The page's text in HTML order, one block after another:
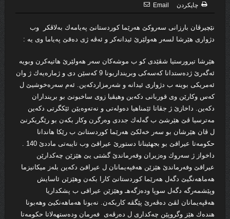
چاپكردن Email
نێچیرڤان بارزانى سه‌روكێ هه‌رێما كوردستانێ په‌یامه‌ك به‌لاڤكر وب
دژوارى هێرشا لسه‌ر هه‌ولێرێ ئیدانه‌كر و ئه‌ڤه ‌ژى ده‌قێ په‌یاما وى یه‌ :
هێرشا تیرورستیا شڤێدى كو ب موشه‌كان سه‌ر هه‌ولێرێ هاتیه‌كرن وبویه‌
ئه‌گه‌رێ ژده‌ستدانا كه‌سه‌كى وبرینداربونا 9 كه‌سێن دى و ژماره‌یه‌ك ژ وان
ئه‌مریكى بوینه‌ ب دژوارى ئیدانه‌ و شه‌رمزاردكه‌ین. ئه‌م سه‌ره‌خوشیێ ل
كه‌س وكارێن وى قوربانى دكه‌ین وهیڤیا زوى ساخبونێ بو برینداران
دكه‌ین. داخازێ ژ جڤاتا ئێمناهیا ده‌وله‌تى و نه‌ته‌وه‌یێن ئێكگرتى دكه‌ین
مه‌ترسیا ڤێ هێرشێ ب گه‌له‌ك جددى وه‌رگرن وكار بكه‌ن بو رێگریكرنێ
ل ڤان هێرشان بو سه‌ر خه‌لكێ هه‌رێما كوردستانێ ب رێكا هاندانا
حكومه‌تا عیراقێ بو بجهئینانا دستورێ عیراقێ وب تایبه‌تى ماددێ 140 .
داخواز ژ سه‌روك وه‌زیران وفه‌رماندێ گشتى یێ هێزێن چه‌كدارێن
عیراقێ وفه‌رماندێ هێزێن هه‌فپه‌یمانان ل عیراقێ دكه‌ین بله‌ز میكانیزما
هه‌ماهه‌نگیێ دگه‌ل هه‌رێما كوردستانێ كارا بكه‌ن وهێزێن ئاسایش
وپێشمه‌رگه‌ دگه‌ل سوپا وده‌زگه‌هـ وهێزێن عیراقى ب پشكداریا
هه‌ڤپه‌یمانان لڤێ ده‌ڤه‌رێ پێگڤه‌ كاربكه‌ن. نه‌بونا هه‌ماهه‌نكیێ وهه‌بونا
هنده‌ك هێز وگروپێن چه‌كدارى ل ده‌رڤه‌ى فه‌رمان وده‌ستهه‌لاتا حكومه‌تا